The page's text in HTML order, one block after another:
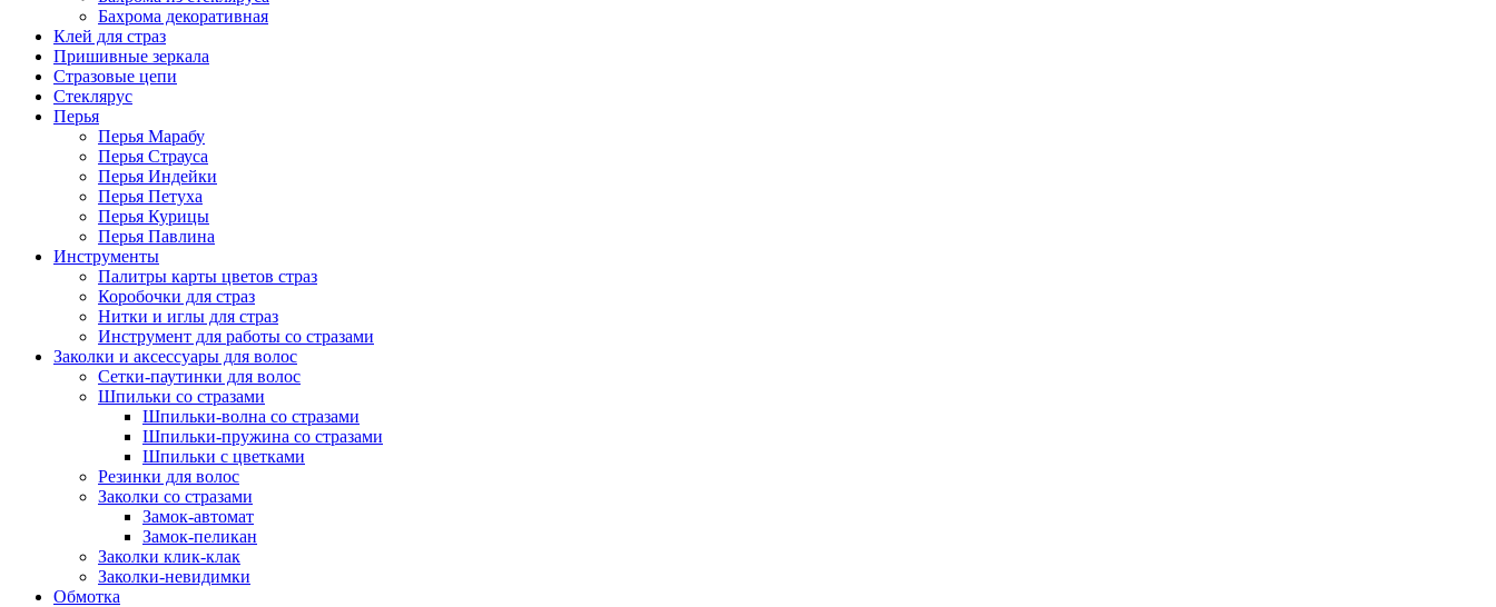
Бахрома декоративная
Клей для страз
Пришивные зеркала
Cтразовые цепи
Стеклярус
Перья
Перья Марабу
Перья Страуса
Перья Индейки
Перья Петуха
Перья Курицы
Перья Павлина
Инструменты
Палитры карты цветов страз
Коробочки для страз
Нитки и иглы для страз
Инструмент для работы со стразами
Заколки и аксессуары для волос
Сетки-паутинки для волос
Шпильки со стразами
Шпильки-волна со стразами
Шпильки-пружина со стразами
Шпильки с цветками
Резинки для волос
Заколки со стразами
Замок-автомат
Замок-пеликан
Заколки клик-клак
Заколки-невидимки
Обмотка